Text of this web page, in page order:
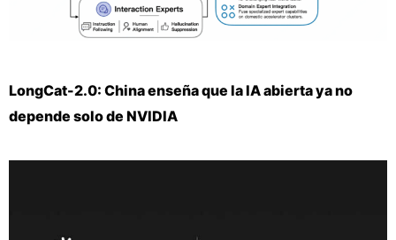
LongCat-2.0: China enseña que la IA abierta ya no
depende solo de NVIDIA